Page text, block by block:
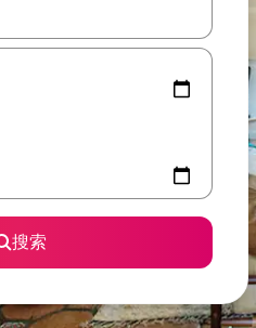
下方向键查看，或通过点击或滑动
搜索